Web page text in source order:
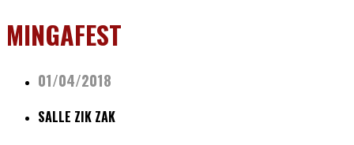
MINGAFEST
01/04/2018
SALLE ZIK ZAK